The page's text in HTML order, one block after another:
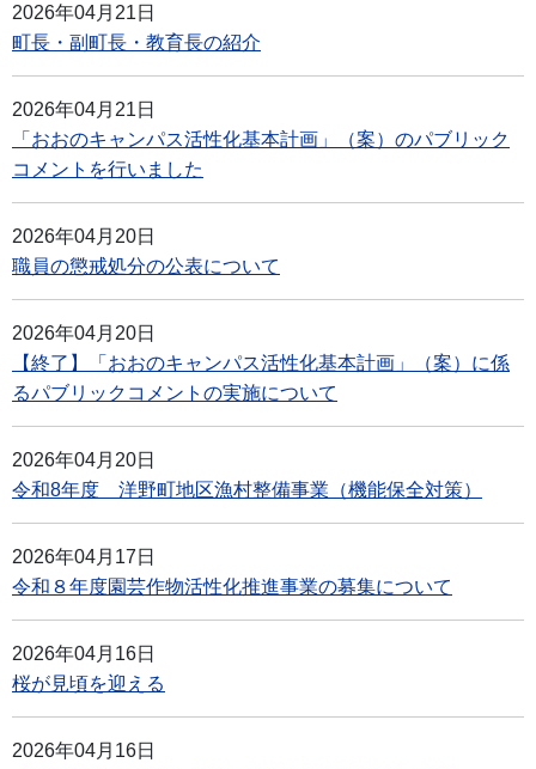
2026年04月21日
町長・副町長・教育長の紹介
2026年04月21日
「おおのキャンパス活性化基本計画」（案）のパブリック
コメントを行いました
2026年04月20日
職員の懲戒処分の公表について
2026年04月20日
【終了】「おおのキャンパス活性化基本計画」（案）に係
るパブリックコメントの実施について
2026年04月20日
令和8年度 洋野町地区漁村整備事業（機能保全対策）
2026年04月17日
令和８年度園芸作物活性化推進事業の募集について
2026年04月16日
桜が見頃を迎える
2026年04月16日